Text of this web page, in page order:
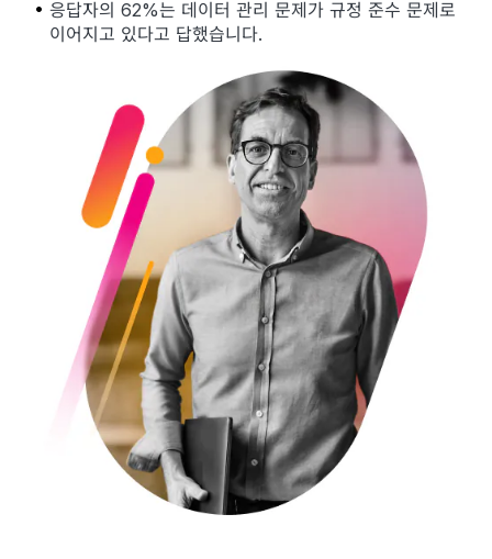
응답자의 62%는 데이터 관리 문제가 규정 준수 문제로
이어지고 있다고 답했습니다.